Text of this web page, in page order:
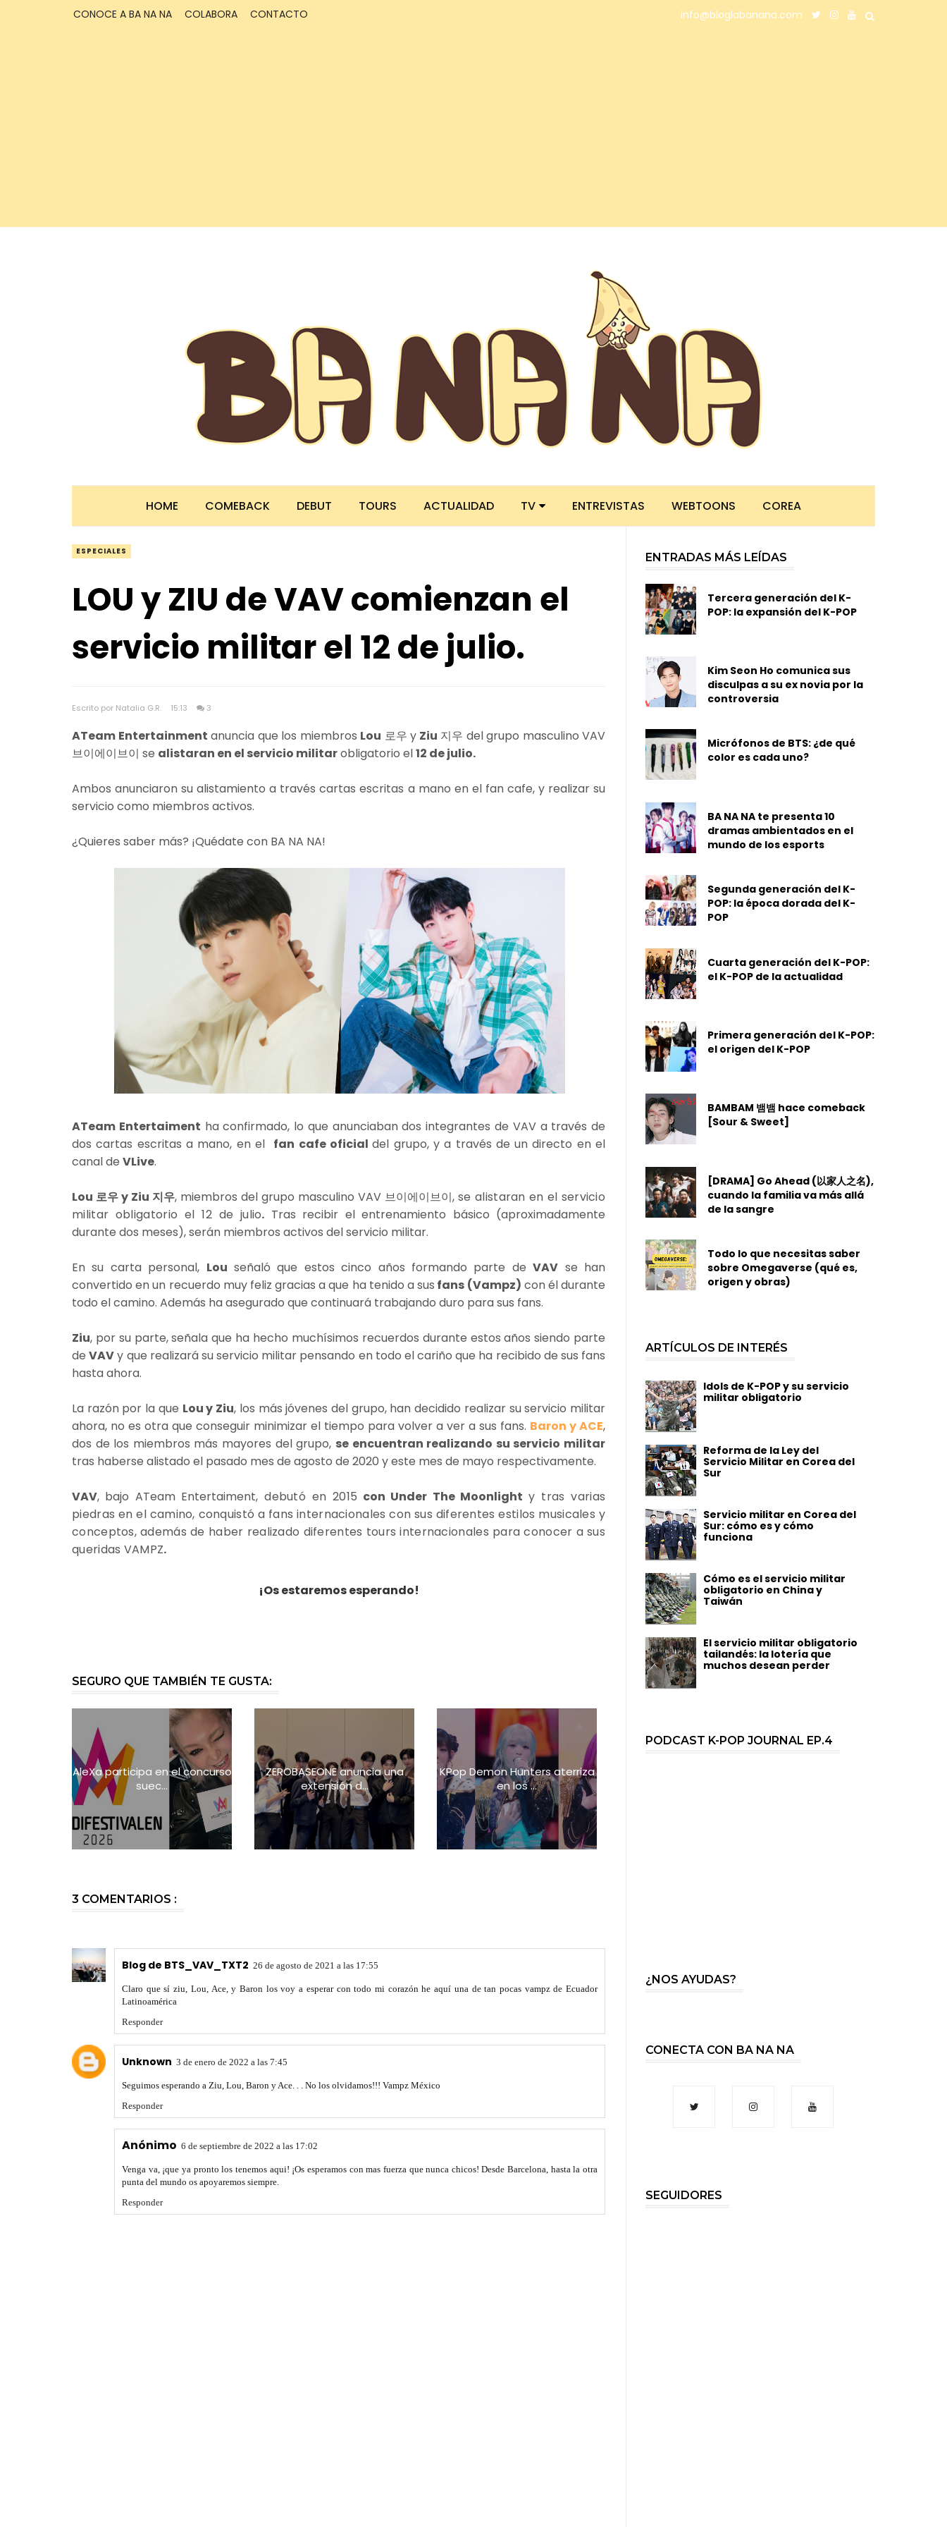
CONOCE A BA NA NA COLABORA CONTACTO info@bloglabanana.com
HOME COMEBACK DEBUT TOURS ACTUALIDAD TV ENTREVISTAS WEBTOONS COREA
ESPECIALES
LOU y ZIU de VAV comienzan el
servicio militar el 12 de julio.
Escrito por Natalia G.R. 15:13 3
ATeam Entertainment anuncia que los miembros Lou 로우 y Ziu 지우 del grupo masculino VAV
브이에이브이 se alistaran en el servicio militarobligatorio el12 de julio.
Ambos anunciaron su alistamiento a través cartas escritas a mano en el fan cafe, y realizar su
servicio como miembros activos.
¿Quieres saber más? ¡Quédate con BA NA NA!
ATeam Entertaiment ha confirmado, lo que anunciaban dos integrantes de VAV a través de
dos cartas escritas a mano, en el fan cafe oficialdel grupo, y a través de un directo en el
canal de VLive.
Lou 로우 y Ziu 지우, miembros del grupo masculino VAV 브이에이브이,se alistaran en el servicio
militar obligatorio el 12 de julio. Tras recibir el entrenamiento básico (aproximadamente
durante dos meses), serán miembros activos del servicio militar.
En su carta personal, Lou señaló que estos cinco años formando parte deVAV se han
convertido en un recuerdo muy feliz gracias a que ha tenido a sus fans (Vampz) con él durante
todo el camino. Además ha asegurado que continuará trabajando duro para sus fans.
Ziu, por su parte, señala que ha hecho muchísimos recuerdos durante estos años siendo parte
deVAVy que realizará su servicio militar pensando en todo el cariño que ha recibido de sus fans
hasta ahora.
La razón por la que Lou y Ziu, los más jóvenes del grupo, han decidido realizar su servicio militar
ahora, no es otra que conseguir minimizar el tiempo para volver a ver a sus fans. Baron y ACE,
dos de los miembros más mayores del grupo, se encuentran realizando su servicio militar
tras haberse alistado el pasado mes de agosto de 2020 y este mes de mayo respectivamente.
VAV, bajo ATeam Entertaiment,debutó en 2015 con Under The Moonlight y tras varias
piedras en el camino, conquistó a fans internacionales con sus diferentes estilos musicales y
conceptos, además de haber realizado diferentes tours internacionales para conocer a sus
queridas VAMPZ.
¡Os estaremos esperando!
SEGURO QUE TAMBIÉN TE GUSTA:
AleXa participa en el concurso
suec...
ZEROBASEONE anuncia una
extensión d...
KPop Demon Hunters aterriza
en los ...
3 COMENTARIOS :
Blog de BTS_VAV_TXT2 26 de agosto de 2021 a las 17:55
Claro que sí ziu, Lou, Ace, y Baron los voy a esperar con todo mi corazón he aquí una de tan pocas vampz de Ecuador
Latinoamérica
Responder
Unknown 3 de enero de 2022 a las 7:45
Seguimos esperando a Ziu, Lou, Baron y Ace. . . No los olvidamos!!! Vampz México
Responder
Anónimo 6 de septiembre de 2022 a las 17:02
Venga va, ¡que ya pronto los tenemos aqui! ¡Os esperamos con mas fuerza que nunca chicos! Desde Barcelona, hasta la otra
punta del mundo os apoyaremos siempre.
Responder
ENTRADAS MÁS LEÍDAS
Tercera generación del K-
POP: la expansión del K-POP
Kim Seon Ho comunica sus
disculpas a su ex novia por la
controversia
Micrófonos de BTS: ¿de qué
color es cada uno?
BA NA NA te presenta 10
dramas ambientados en el
mundo de los esports
Segunda generación del K-
POP: la época dorada del K-
POP
Cuarta generación del K-POP:
el K-POP de la actualidad
Primera generación del K-POP:
el origen del K-POP
BAMBAM 뱀뱀 hace comeback
[Sour & Sweet]
[DRAMA] Go Ahead (以家人之名),
cuando la familia va más allá
de la sangre
Todo lo que necesitas saber
sobre Omegaverse (qué es,
origen y obras)
ARTÍCULOS DE INTERÉS
Idols de K-POP y su servicio
militar obligatorio
Reforma de la Ley del
Servicio Militar en Corea del
Sur
Servicio militar en Corea del
Sur: cómo es y cómo
funciona
Cómo es el servicio militar
obligatorio en China y
Taiwán
El servicio militar obligatorio
tailandés: la lotería que
muchos desean perder
PODCAST K-POP JOURNAL EP.4
¿NOS AYUDAS?
CONECTA CON BA NA NA
SEGUIDORES